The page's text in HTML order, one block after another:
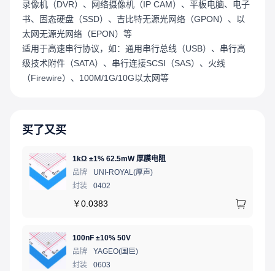
录像机（DVR）、网络摄像机（IP CAM）、平板电脑、电子
书、固态硬盘（SSD）、吉比特无源光网络（GPON）、以
太网无源光网络（EPON）等
适用于高速串行协议，如：通用串行总线（USB）、串行高
级技术附件（SATA）、串行连接SCSI（SAS）、火线
（Firewire）、100M/1G/10G以太网等
买了又买
1kΩ ±1% 62.5mW 厚膜电阻
品牌
UNI-ROYAL(厚声)
封装
0402
￥0.0383
100nF ±10% 50V
品牌
YAGEO(国巨)
封装
0603